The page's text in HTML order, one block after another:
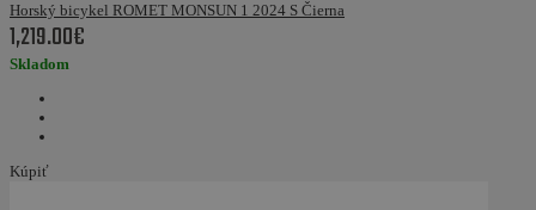
Horský bicykel ROMET MONSUN 1 2024 S Čierna
1,219.00€
Skladom
Kúpiť